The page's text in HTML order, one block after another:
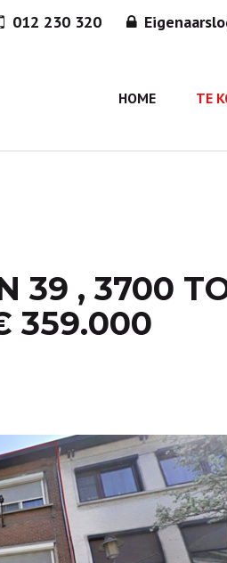
012 230 320
HOME TE
39 , 3700
359.000